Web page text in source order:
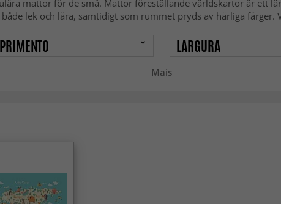
mattor för de små. Mattor föreställande världskartor är ett
lek och lära, samtidigt som rummet pryds av härliga
Mais
LARGURA